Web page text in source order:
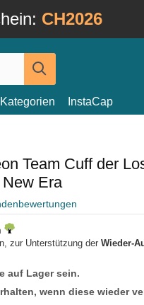
CH2026
Kategorien InstaCap
Team Cuff der
Era
zur Unterstützung der Wieder-
auf Lager sein.
wenn diese wieder